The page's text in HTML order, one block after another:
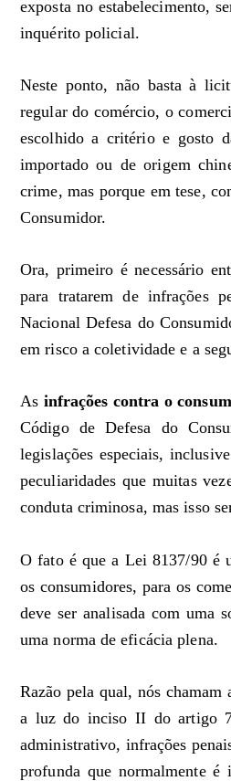
exposta no estabelecimento,
inquérito policial.
Neste ponto, não basta à
regular do comércio, o
escolhido a critério e gosto
importado ou de origem
crime, mas porque em tese,
Consumidor.
Ora, primeiro é necessário
para tratarem de infrações
Nacional Defesa do
em risco a coletividade e a
As infrações contra o
Código de Defesa do
legislações especiais,
peculiaridades que muitas
conduta criminosa, mas isso
O fato é que a Lei 8137/90 é
os consumidores, para os
deve ser analisada com uma
uma norma de eficácia plena.
Razão pela qual, nós
a luz do inciso II do artigo
administrativo, infrações
profunda que normalmente é